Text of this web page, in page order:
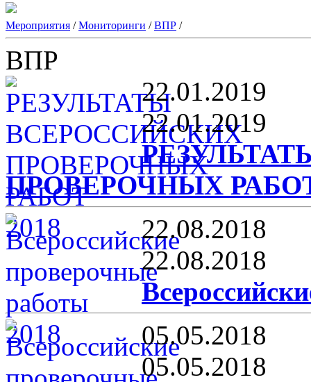
Мероприятия /Мониторинги /ВПР /
ВПР
22.01.2019
22.01.2019
ПРОВЕРОЧНЫХ РАБОТ
22.08.2018
22.08.2018
05.05.2018
05.05.2018